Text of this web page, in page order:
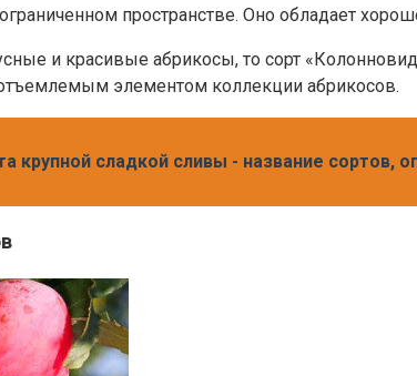
пространстве. Оно обладает
и красивые абрикосы, то сорт
элементом коллекции абрикосов.
крупной сладкой сливы - название сортов,